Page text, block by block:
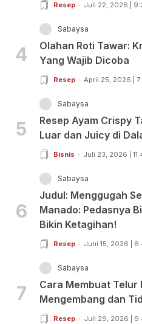
Resep Juli 22, 2026 |
4
Sabaysa
Olahan Roti Tawar:
Yang Wajib Dicoba
Resep April 25, 2026 |
5
Sabaysa
Resep Ayam Crispy
Luar dan Juicy di
Bisnis Juli 23, 2026 |
6
Sabaysa
Judul: Menggugah
Manado: Pedasnya
Bikin Ketagihan!
Resep Juni 15, 2026 |
7
Sabaysa
Cara Membuat Telur
Mengembang dan
Resep Juli 29, 2026 |